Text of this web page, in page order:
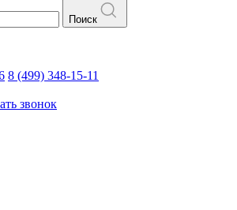
Поиск
8 (499) 348-15-11
звонок